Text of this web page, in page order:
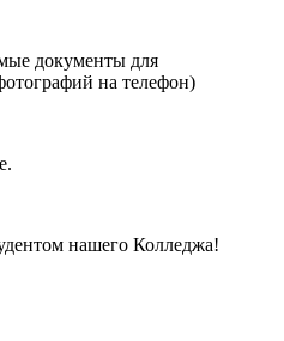
документы для
на телефон)
нашего Колледжа!